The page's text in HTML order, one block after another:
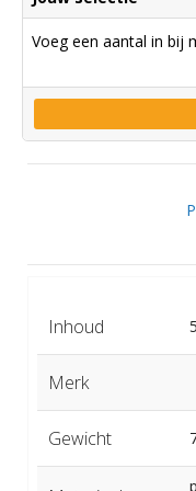
Voeg een aantal in bij
Inhoud
Merk
Gewicht